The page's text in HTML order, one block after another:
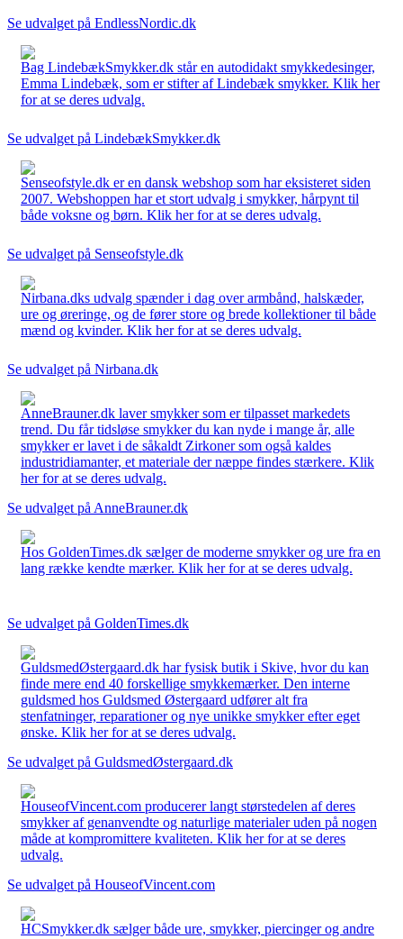
Se udvalget på EndlessNordic.dk
Bag LindebækSmykker.dk står en autodidakt smykkedesinger,
Emma Lindebæk, som er stifter af Lindebæk smykker. Klik her
for at se deres udvalg.
Se udvalget på LindebækSmykker.dk
Senseofstyle.dk er en dansk webshop som har eksisteret siden
2007. Webshoppen har et stort udvalg i smykker, hårpynt til
både voksne og børn. Klik her for at se deres udvalg.
Se udvalget på Senseofstyle.dk
Nirbana.dks udvalg spænder i dag over armbånd, halskæder,
ure og øreringe, og de fører store og brede kollektioner til både
mænd og kvinder. Klik her for at se deres udvalg.
Se udvalget på Nirbana.dk
AnneBrauner.dk laver smykker som er tilpasset markedets
trend. Du får tidsløse smykker du kan nyde i mange år, alle
smykker er lavet i de såkaldt Zirkoner som også kaldes
industridiamanter, et materiale der næppe findes stærkere. Klik
her for at se deres udvalg.
Se udvalget på AnneBrauner.dk
Hos GoldenTimes.dk sælger de moderne smykker og ure fra en
lang række kendte mærker. Klik her for at se deres udvalg.
Se udvalget på GoldenTimes.dk
GuldsmedØstergaard.dk har fysisk butik i Skive, hvor du kan
finde mere end 40 forskellige smykkemærker. Den interne
guldsmed hos Guldsmed Østergaard udfører alt fra
stenfatninger, reparationer og nye unikke smykker efter eget
ønske. Klik her for at se deres udvalg.
Se udvalget på GuldsmedØstergaard.dk
HouseofVincent.com producerer langt størstedelen af deres
smykker af genanvendte og naturlige materialer uden på nogen
måde at kompromittere kvaliteten. Klik her for at se deres
udvalg.
Se udvalget på HouseofVincent.com
HCSmykker.dk sælger både ure, smykker, piercinger og andre